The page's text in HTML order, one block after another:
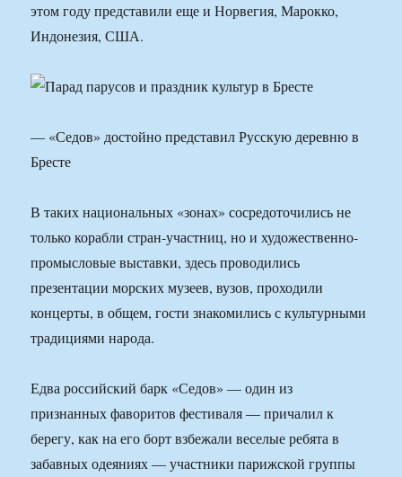
этом году представили еще и Норвегия, Марокко,
Индонезия, США.
— «Седов» достойно представил Русскую деревню в
Бресте
В таких национальных «зонах» сосредоточились не
только корабли стран-участниц, но и художественно-
промысловые выставки, здесь проводились
презентации морских музеев, вузов, проходили
концерты, в общем, гости знакомились с культурными
традициями народа.
Едва российский барк «Седов» — один из
признанных фаворитов фестиваля — причалил к
берегу, как на его борт взбежали веселые ребята в
забавных одеяниях — участники парижской группы